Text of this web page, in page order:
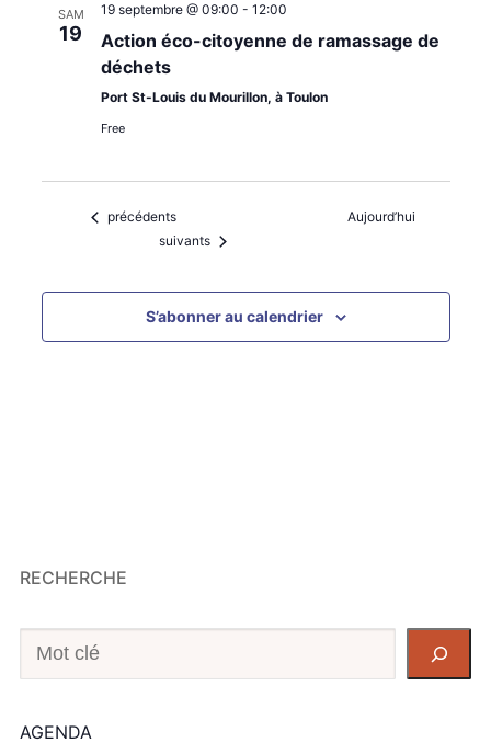
SAM
19
19 septembre @ 09:00 - 12:00
Action éco-citoyenne de ramassage de
déchets
Port St-Louis du Mourillon, à Toulon
Free
Évènements
précédents
Aujourd’hui
Évènements
suivants
S’abonner au calendrier
RECHERCHE
Recherche
AGENDA